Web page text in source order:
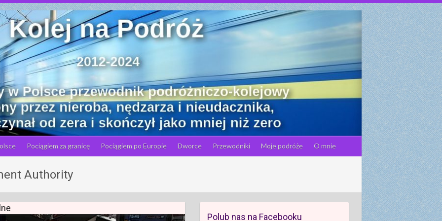
Pociągiem za granicę Pociągiem po Europie Dworce Przewodniki Moje podróże O mnie
Authority
Polub nas na Facebooku